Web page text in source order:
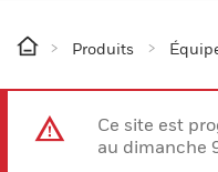
Produits
Ce site est
au dimanche